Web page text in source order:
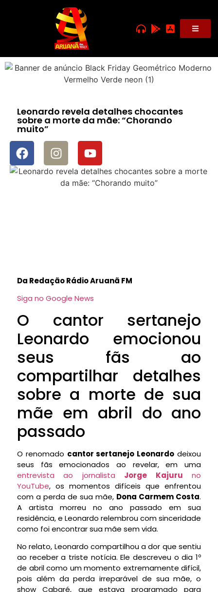
Leonardo revela detalhes chocantes
sobre a morte da mãe: “Chorando
muito”
Da Redação Rádio Aruanã FM
Siga no Google News
O cantor sertanejo
Leonardo emocionou
seus fãs ao
compartilhar detalhes
sobre a morte de sua
mãe em abril do ano
passado
O renomado cantor sertanejo Leonardo deixou
seus fãs emocionados ao revelar, em uma
entrevista ao jornalista Jorge Kajuru no
YouTube, os momentos difíceis que enfrentou
com a perda de sua mãe, Dona Carmem Costa.
A artista morreu no ano passado em sua
residência, e Leonardo relembrou com sinceridade
como foi encontrar sua mãe sem vida.
No relato, Leonardo compartilhou a dor que sentiu
ao receber a triste notícia. Ele descreveu o dia 1º
de abril como um momento extremamente difícil,
pois além da perda irreparável de sua mãe, o
show Cabaré, que estava programado para